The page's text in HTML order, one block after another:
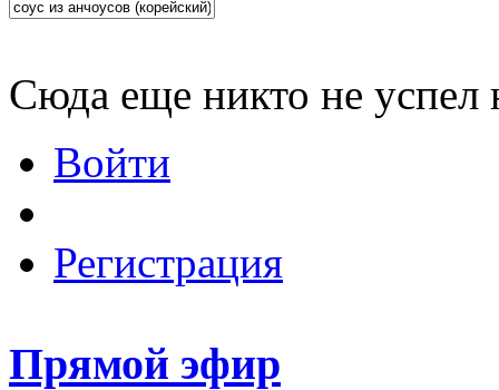
Сюда еще никто не успел
Войти
Регистрация
Прямой эфир